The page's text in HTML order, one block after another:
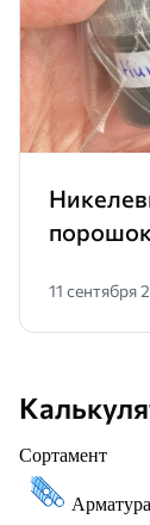
порошок
11 сентября